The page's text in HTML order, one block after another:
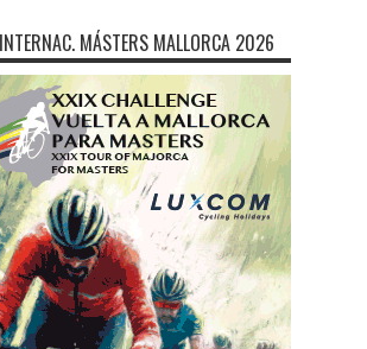
MÁSTERS MALLORCA 2026